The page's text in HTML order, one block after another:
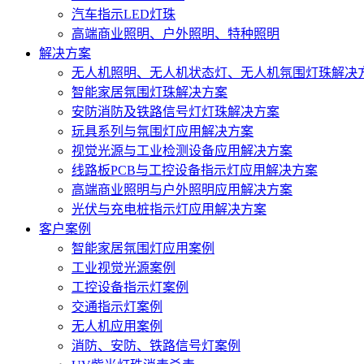
汽车指示LED灯珠
高端商业照明、户外照明、特种照明
解决方案
无人机照明、无人机状态灯、无人机氛围灯珠解决
智能家居氛围灯珠解决方案
安防消防及铁路信号灯灯珠解决方案
玩具系列与氛围灯应用解决方案
视觉光源与工业检测设备应用解决方案
线路板PCB与工控设备指示灯应用解决方案
高端商业照明与户外照明应用解决方案
光伏与充电桩指示灯应用解决方案
客户案例
智能家居氛围灯应用案例
工业视觉光源案例
工控设备指示灯案例
交通指示灯案例
无人机应用案例
消防、安防、铁路信号灯案例